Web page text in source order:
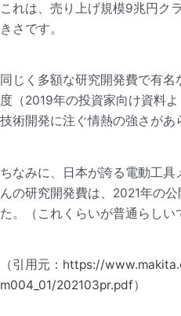
これは、売り上げ規模9兆円ク
きさです。
同じく多額な研究開発費で有
度（2019年の投資家向け資料
技術開発に注ぐ情熱の強さがあ
ちなみに、日本が誇る電動工
んの研究開発費は、2021年の
た。（これくらいが普通らしい
（引用元： https://
m004_01/202103pr.pdf）